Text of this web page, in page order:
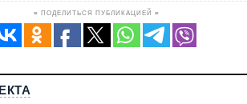
≡ ПОДЕЛИТЬСЯ ПУБЛИКАЦИЕЙ ≡